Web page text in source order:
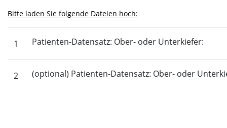
Bitte laden Sie folgende Dateien hoch:
1 Patienten-Datensatz: Ober- oder Unterkiefer:
2 (optional) Patienten-Datensatz: Ober- oder